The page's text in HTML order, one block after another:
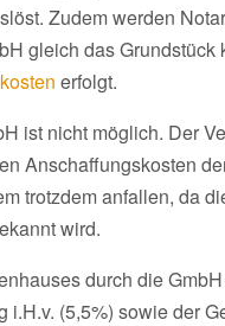
Zudem werden
gleich das
erfolgt.
ist nicht möglich. Der
Anschaffungskosten
trotzdem anfallen, da
wird.
durch die
(5,5%) sowie der